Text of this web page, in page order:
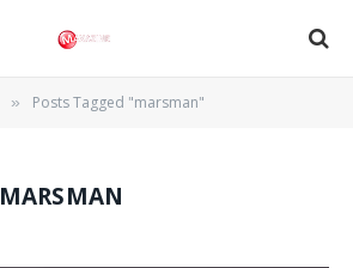
» Posts Tagged "marsman"
MARSMAN